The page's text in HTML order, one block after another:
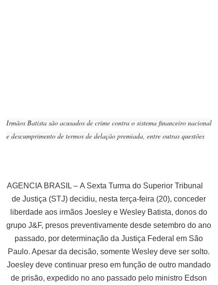
Irmãos Batista são acusados de crime contra o sistema financeiro nacional
e descumprimento de termos de delação premiada, entre outras questões
AGENCIA BRASIL –A Sexta Turma do Superior Tribunal
de Justiça (STJ) decidiu, nesta terça-feira (20), conceder
liberdade aos irmãos Joesley e Wesley Batista, donos do
grupo J&F, presos preventivamente desde setembro do ano
passado, por determinação da Justiça Federal em São
Paulo. Apesar da decisão, somente Wesley deve ser solto.
Joesley deve continuar preso em função de outro mandado
de prisão, expedido no ano passado pelo ministro Edson